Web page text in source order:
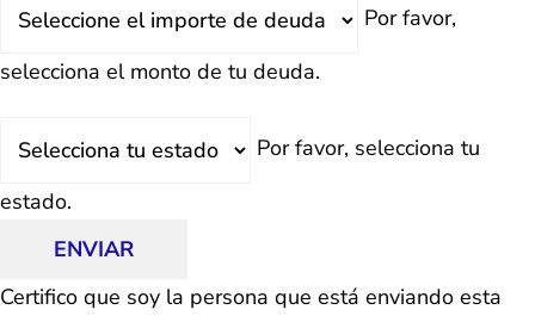
Por favor,
selecciona el monto de tu deuda.
Por favor, selecciona tu
estado.
ENVIAR
Certifico que soy la persona que está enviando esta